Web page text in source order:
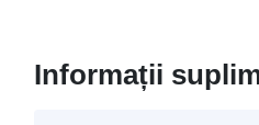
Informații